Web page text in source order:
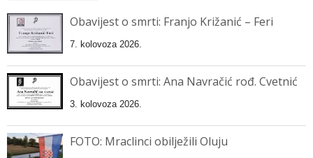
Obavijest o smrti: Franjo Križanić – Feri
7. kolovoza 2026.
Obavijest o smrti: Ana Navračić rođ. Cvetnić
3. kolovoza 2026.
FOTO: Mraclinci obilježili Oluju